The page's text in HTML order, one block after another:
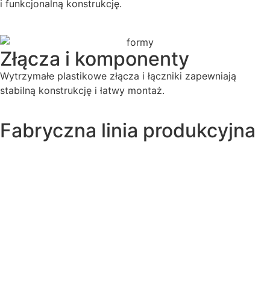
i funkcjonalną konstrukcję.
Złącza i komponenty
Wytrzymałe plastikowe złącza i łączniki zapewniają
stabilną konstrukcję i łatwy montaż.
Fabryczna linia produkcyjna